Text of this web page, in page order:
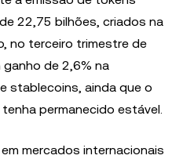
22,75 bilhões, criados na
no terceiro trimestre de
de 2,6% na
stablecoins, ainda que o
permanecido estável.
mercados internacionais